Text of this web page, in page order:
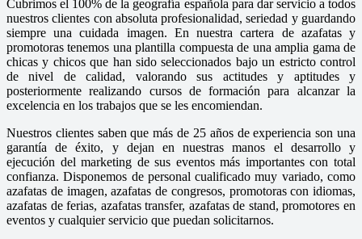
Cubrimos el 100% de la geografía española para dar servicio a todos
nuestros clientes con absoluta profesionalidad, seriedad y guardando
siempre una cuidada imagen. En nuestra cartera de azafatas y
promotoras tenemos una plantilla compuesta de una amplia gama de
chicas y chicos que han sido seleccionados bajo un estricto control
de nivel de calidad, valorando sus actitudes y aptitudes y
posteriormente realizando cursos de formación para alcanzar la
excelencia en los trabajos que se les encomiendan.
Nuestros clientes saben que más de 25 años de experiencia son una
garantía de éxito, y dejan en nuestras manos el desarrollo y
ejecución del marketing de sus eventos más importantes con total
confianza. Disponemos de personal cualificado muy variado, como
azafatas de imagen, azafatas de congresos, promotoras con idiomas,
azafatas de ferias, azafatas transfer, azafatas de stand, promotores en
eventos y cualquier servicio que puedan solicitarnos.